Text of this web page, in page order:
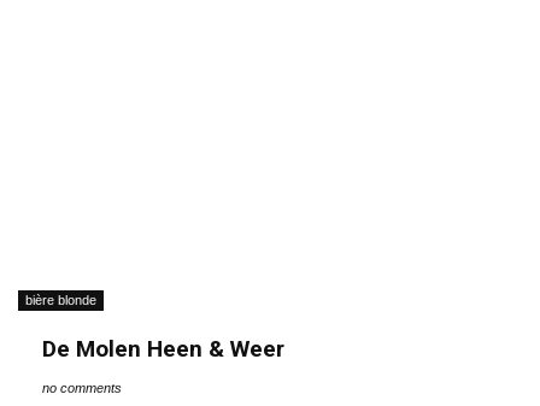
bière blonde
De Molen Heen & Weer
no comments